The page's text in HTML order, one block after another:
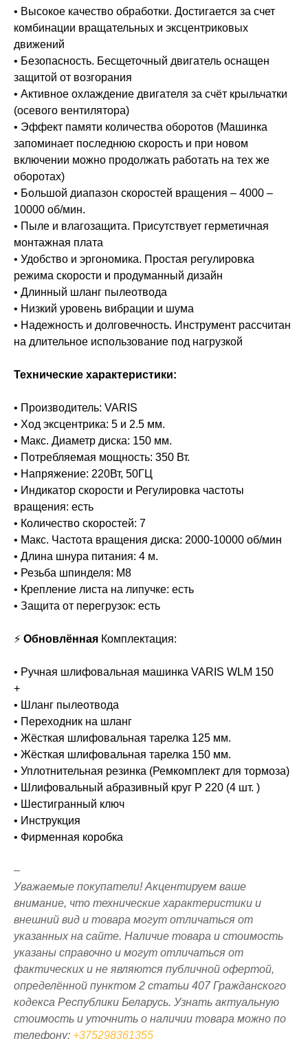
• Высокое качество обработки. Достигается за счет
комбинации вращательных и эксцентриковых
движений
• Безопасность. Бесщеточный двигатель оснащен
защитой от возгорания
• Активное охлаждение двигателя за счёт крыльчатки
(осевого вентилятора)
• Эффект памяти количества оборотов (Машинка
запоминает последнюю скорость и при новом
включении можно продолжать работать на тех же
оборотах)
• Большой диапазон скоростей вращения – 4000 –
10000 об/мин.
• Пыле и влагозащита. Присутствует герметичная
монтажная плата
• Удобство и эргономика. Простая регулировка
режима скорости и продуманный дизайн
• Длинный шланг пылеотвода
• Низкий уровень вибрации и шума
• Надежность и долговечность. Инструмент рассчитан
на длительное использование под нагрузкой
Технические характеристики:
• Производитель: VARIS
• Ход эксцентрика: 5 и 2.5 мм.
• Макс. Диаметр диска: 150 мм.
• Потребляемая мощность: 350 Вт.
• Напряжение: 220Вт, 50ГЦ
• Индикатор скорости и Регулировка частоты
вращения: есть
• Количество скоростей: 7
• Макс. Частота вращения диска: 2000-10000 об/мин
• Длина шнура питания: 4 м.
• Резьба шпинделя: M8
• Крепление листа на липучке: есть
• Защита от перегрузок: есть
⚡️ Обновлённая Комплектация:
• Ручная шлифовальная машинка VARIS WLM 150
+
• Шланг пылеотвода
• Переходник на шланг
• Жёсткая шлифовальная тарелка 125 мм.
• Жёсткая шлифовальная тарелка 150 мм.
• Уплотнительная резинка (Ремкомплект для тормоза)
• Шлифовальный абразивный круг P 220 (4 шт. )
• Шестигранный ключ
• Инструкция
• Фирменная коробка
–
Уважаемые покупатели! Акцентируем ваше
внимание, что технические характеристики и
внешний вид и товара могут отличаться от
указанных на сайте. Наличие товара и стоимость
указаны справочно и могут отличаться от
фактических и не являются публичной офертой,
определённой пунктом 2 статьи 407 Гражданского
кодекса Республики Беларусь. Узнать актуальную
стоимость и уточнить о наличии товара можно по
телефону: +375298361355